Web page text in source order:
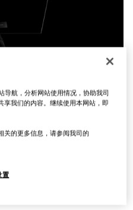
航，分析网站使用情况，协助我司
享我们的内容。继续使用本网站，即
关的更多信息，请参阅我司的